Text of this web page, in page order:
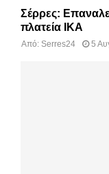
Σέρρες:
πλατεία ΙΚΑ
Από: Serres24 5